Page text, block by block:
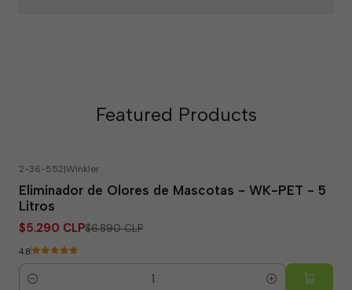
Featured Products
2-36-552|Winkler
Eliminador de Olores de Mascotas - WK-PET - 5
Litros
$5.290 CLP$6.890 CLP
4.8